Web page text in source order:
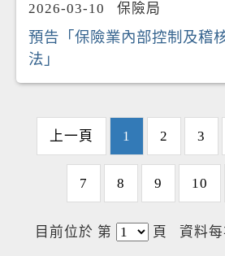
2026-03-10 保險局
預告「保險業內部控制及稽
法」
上一頁 1 2 3
7 8 9 10
目前位於 第 頁 資料